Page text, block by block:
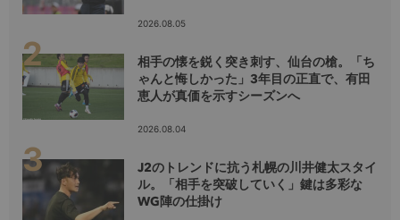
2026.08.05
相手の懐を鋭く突き刺す、仙台の槍。「ち
ゃんと悔しかった」3年目の正直で、有田
恵人が真価を示すシーズンへ
2026.08.04
J2のトレンドに抗う札幌の川井健太スタイ
ル。「相手を突破していく」鍵は多彩な
WG陣の仕掛け